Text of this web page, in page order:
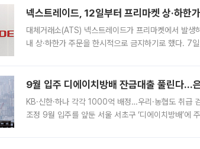
넥스트레이드, 12일부터 프리마켓 상·하한
대체거래소(ATS) 넥스트레이드가 프리마켓에서 발
내 상·하한가 주문을 한시적으로 금지하기로 했다. 7
9월 입주 디에이치방배 잔금대출 풀린다…
KB·신한·하나 각각 1000억 배정…우리·농협도 취급
조정 9월 입주를 앞둔 서울 서초구 ‘디에이치방배’